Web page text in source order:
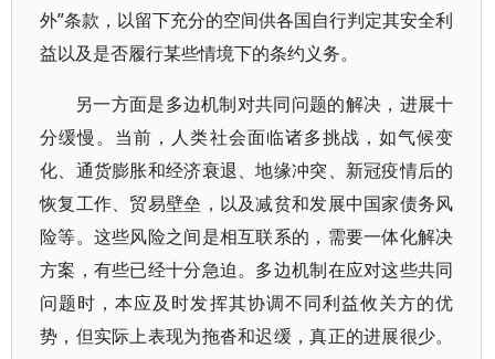
外”条款，以留下充分的空间供各国自行判定其安全利
益以及是否履行某些情境下的条约义务。
另一方面是多边机制对共同问题的解决，进展十
分缓慢。当前，人类社会面临诸多挑战，如气候变
化、通货膨胀和经济衰退、地缘冲突、新冠疫情后的
恢复工作、贸易壁垒，以及减贫和发展中国家债务风
险等。这些风险之间是相互联系的，需要一体化解决
方案，有些已经十分急迫。多边机制在应对这些共同
问题时，本应及时发挥其协调不同利益攸关方的优
势，但实际上表现为拖沓和迟缓，真正的进展很少。